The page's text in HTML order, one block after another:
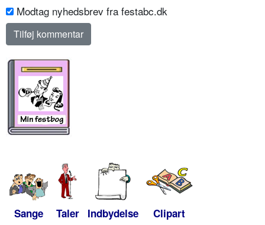
Modtag nyhedsbrev fra festabc.dk
Sange Taler Indbydelse Clipart